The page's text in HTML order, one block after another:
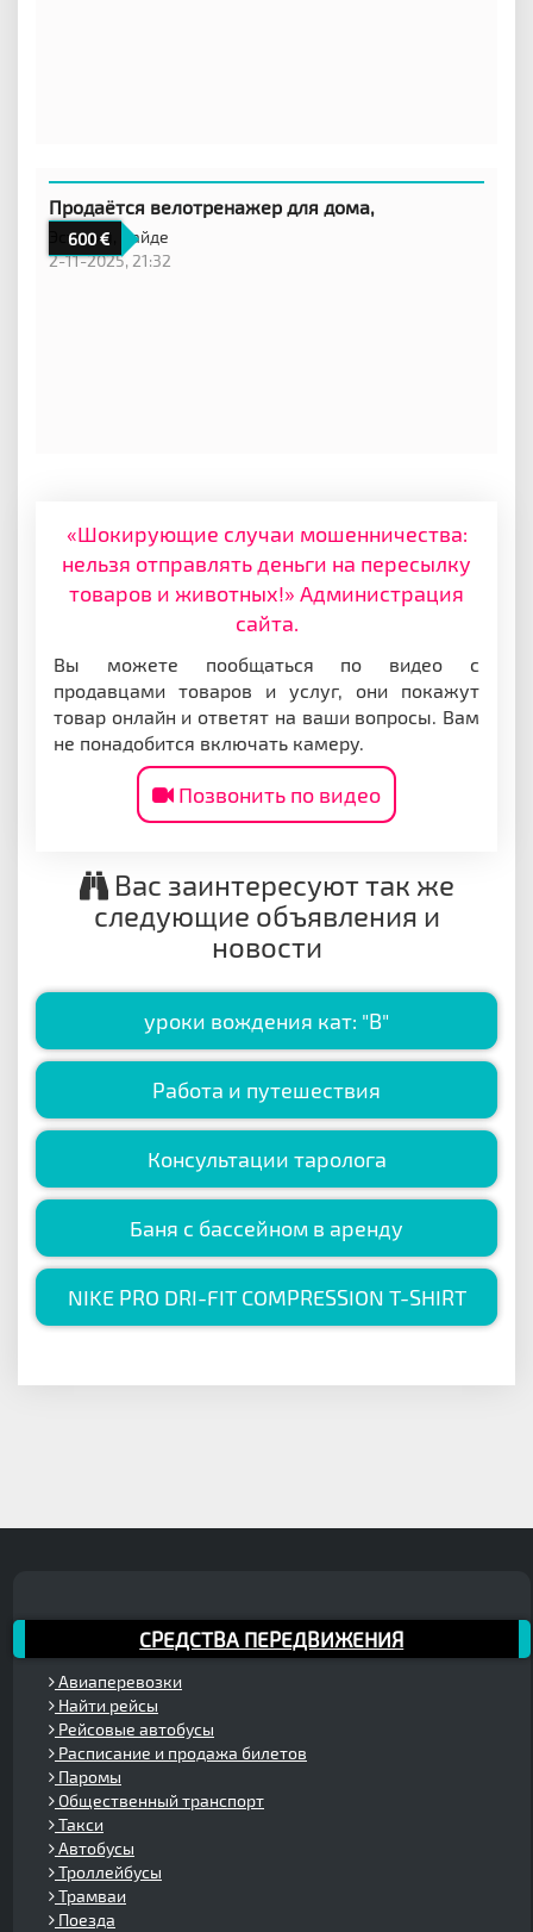
600
Продаётся велотренажер для дома,
Эстония,
Пайде
2-11-2025, 21:32
«Шокирующие случаи мошенничества:
нельзя отправлять деньги на пересылку
товаров и животных!» Администрация
сайта.
Вы можете пообщаться по видео с
продавцами товаров и услуг, они покажут
товар онлайн и ответят на ваши вопросы. Вам
не понадобится включать камеру.
Позвонить по видео
Вас заинтересуют так же
следующие объявления и
новости
уроки вождения кат: "B"
Работа и путешествия
Консультации таролога
Баня с бассейном в аренду
NIKE PRO DRI-FIT COMPRESSION T-SHIRT
СРЕДСТВА ПЕРЕДВИЖЕНИЯ
Авиаперевозки
Найти рейсы
Рейсовые автобусы
Расписание и продажа билетов
Паромы
Общественный транспорт
Такси
Автобусы
Троллейбусы
Трамваи
Поезда